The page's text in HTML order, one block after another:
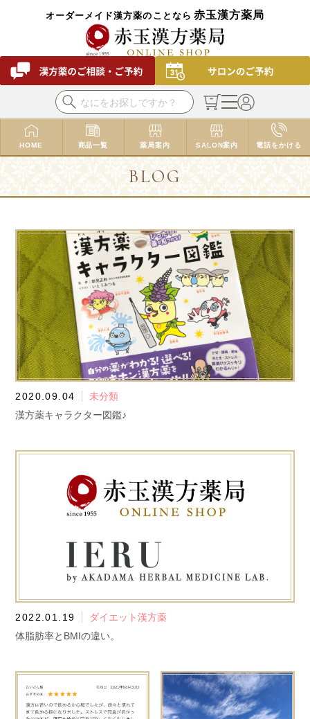
オーダーメイド漢方薬のことなら 赤玉漢方薬局
HOME 商品一覧 薬局案内 SALON案内 電話をかける
BLOG
2020.09.04
未分類
漢方薬キャラクター図鑑♪
2022.01.19
ダイエット漢方薬
体脂肪率とBMIの違い。